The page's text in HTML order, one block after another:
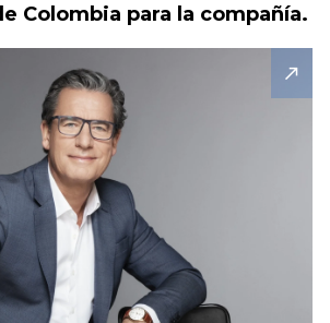
Colombia para la compañía.